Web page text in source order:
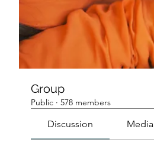
Group
Public · 578 members
Discussion Media